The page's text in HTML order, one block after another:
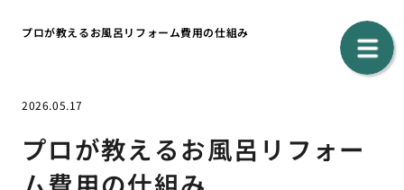
プロが教えるお風呂リフォーム費用の仕組み
2026.05.17
プロが教えるお風呂リフォー